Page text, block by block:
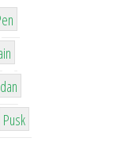
42
2
Pusk